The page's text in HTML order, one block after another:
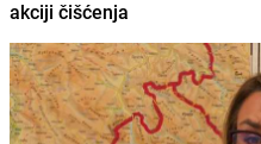
akciji čišćenja